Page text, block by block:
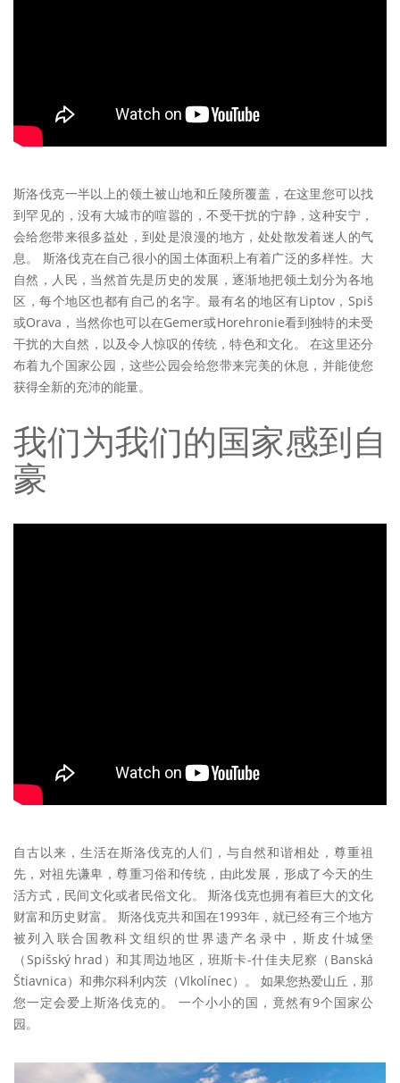
斯洛伐克一半以上的领土被山地和丘陵所覆盖，在这里您可以找
到罕见的，没有大城市的喧嚣的，不受干扰的宁静，这种安宁，
会给您带来很多益处，到处是浪漫的地方，处处散发着迷人的气
息。 斯洛伐克在自己很小的国土体面积上有着广泛的多样性。大
自然，人民，当然首先是历史的发展，逐渐地把领土划分为各地
区，每个地区也都有自己的名字。最有名的地区有Liptov，Spiš
或Orava，当然你也可以在Gemer或Horehronie看到独特的未受
干扰的大自然，以及令人惊叹的传统，特色和文化。 在这里还分
布着九个国家公园，这些公园会给您带来完美的休息，并能使您
获得全新的充沛的能量。
我们为我们的国家感到自
豪
自古以来，生活在斯洛伐克的人们，与自然和谐相处，尊重祖
先，对祖先谦卑，尊重习俗和传统，由此发展，形成了今天的生
活方式，民间文化或者民俗文化。 斯洛伐克也拥有着巨大的文化
财富和历史财富。 斯洛伐克共和国在1993年，就已经有三个地方
被列入联合国教科文组织的世界遗产名录中，斯皮什城堡
（Spišský hrad）和其周边地区，班斯卡-什佳夫尼察（Banská
Štiavnica）和弗尔科利内茨（Vlkolínec）。 如果您热爱山丘，那
您一定会爱上斯洛伐克的。 一个小小的国，竟然有9个国家公
园。